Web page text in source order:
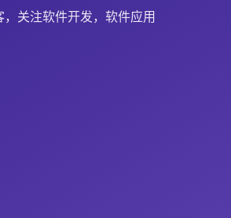
，关注软件开发，软件应用